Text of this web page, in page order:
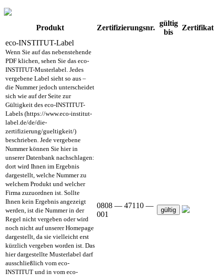
Produkt Zertifizierungsnr.
gültig
bis
Zertifikat
eco-INSTITUT-Label
Wenn Sie auf das nebenstehende
PDF klichen, sehen Sie das eco-
INSTITUT-Musterlabel. Jedes
vergebene Label sieht so aus –
die Nummer jedoch unterscheidet
sich wie auf der Seite zur
Gültigkeit des eco-INSTITUT-
Labels (https://www.eco-institut-
label.de/de/die-
zertifizierung/gueltigkeit/)
beschrieben. Jede vergebene
Nummer können Sie hier in
unserer Datenbank nachschlagen:
dort wird Ihnen im Ergebnis
dargestellt, welche Nummer zu
welchem Produkt und welcher
Firma zuzuordnen ist. Sollte
Ihnen kein Ergebnis angezeigt
werden, ist die Nummer in der
Regel nicht vergeben oder wird
noch nicht auf unserer Homepage
dargestellt, da sie vielleicht erst
kürzlich vergeben worden ist. Das
hier dargestellte Musterlabel darf
ausschließlich vom eco-
INSTITUT und in vom eco-
0808 — 47110 —
001
gültig